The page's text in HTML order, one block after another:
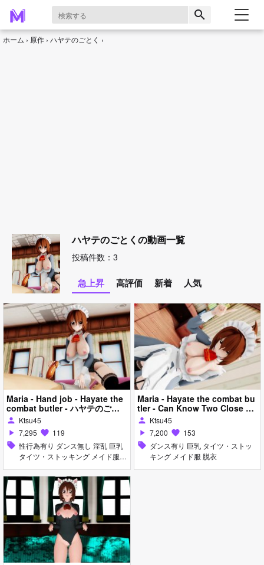
search
ホーム 原作 ハヤテのごとく
ハヤテのごとくの動画一覧
投稿件数：3
急上昇 高評価 新着 人気
Maria - Hand job - Hayate the
combat butler - ハヤテのごと
くマリア 旋风管
person Ktsu45
play_arrow 7,295 favorite 119
sell 性行為有り ダンス無し 淫乱 巨乳
タイツ・ストッキング メイド服
手コキ 女性上位
Maria - Hayate the combat bu
tler - Can Know Two Close ハ
person Ktsu45
play_arrow 7,200 favorite 153
sell ダンス有り 巨乳 タイツ・ストッ
キング メイド服 脱衣